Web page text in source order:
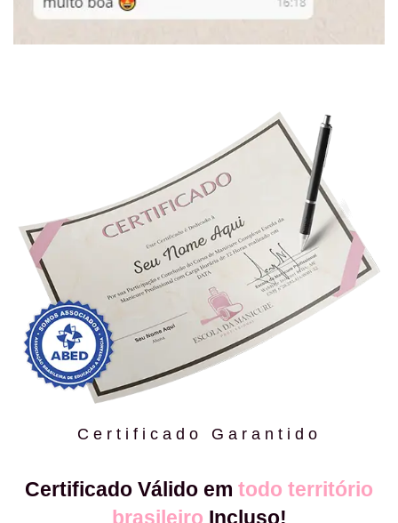
Certificado Garantido
Certificado Válido em todo território
brasileiro Incluso!